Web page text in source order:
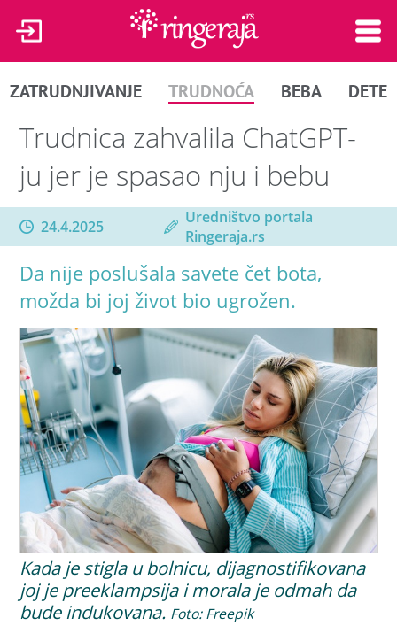
ZATRUDNJIVANJE TRUDNOĆA BEBA DETE
Trudnica zahvalila ChatGPT-
ju jer je spasao nju i bebu
24.4.2025
Uredništvo portala
Ringeraja.rs
Da nije poslušala savete čet bota,
možda bi joj život bio ugrožen.
Kada je stigla u bolnicu, dijagnostifikovana
joj je preeklampsija i morala je odmah da
bude indukovana. Foto: Freepik